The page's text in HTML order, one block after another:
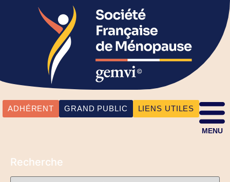
ADHÉRENT GRAND PUBLIC LIENS UTILES
MENU
Recherche